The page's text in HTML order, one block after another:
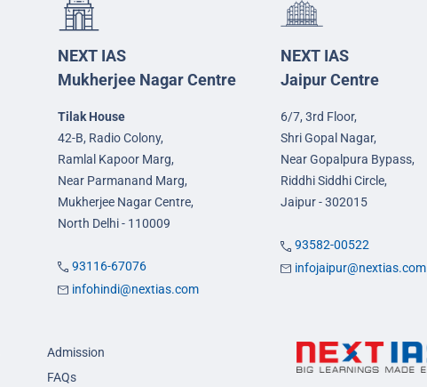
NEXT IAS
Mukherjee Nagar Centre
Tilak House
42-B, Radio Colony,
Ramlal Kapoor Marg,
Near Parmanand Marg,
Mukherjee Nagar Centre,
North Delhi - 110009
93116-67076
infohindi@nextias.com
NEXT IAS
Jaipur Centre
6/7, 3rd Floor,
Shri Gopal Nagar,
Near Gopalpura Bypass,
Riddhi Siddhi Circle,
Jaipur - 302015
93582-00522
infojaipur@nextias.com
Admission
FAQs